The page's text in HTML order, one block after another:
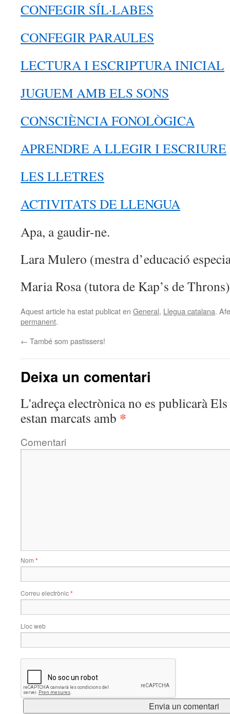
CONFEGIR SÍL·LABES
CONFEGIR PARAULES
LECTURA I ESCRIPTURA INICIAL
JUGUEM AMB ELS SONS
CONSCIÈNCIA FONOLÒGICA
APRENDRE A LLEGIR I ESCRIURE
LES LLETRES
ACTIVITATS DE LLENGUA
Apa, a gaudir-ne.
Lara Mulero (mestra d’educació
Maria Rosa (tutora de Kap’s de Throns)
Aquest article ha estat publicat en General, Llegua catalana.
permanent.
← També som pastissers!
Deixa un comentari
L'adreça electrònica no es publicaràEls
estan marcats amb *
Comentari
Nom *
Correu electrònic*
Lloc web